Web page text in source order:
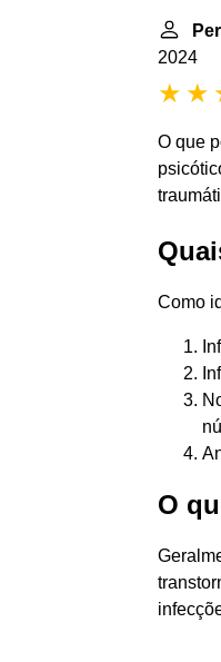
2024
O que
Como
O